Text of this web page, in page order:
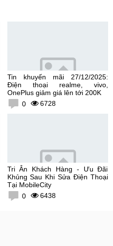
Tin khuyến mãi 27/12/2025:
Điện thoại realme, vivo,
OnePlus giảm giá lên tới 200K
0
6728
Tri Ân Khách Hàng - Ưu Đãi
Khủng Sau Khi Sửa Điện Thoại
Tại MobileCity
0
6438